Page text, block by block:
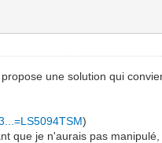
une solution qui
)
que je n'aurais pas